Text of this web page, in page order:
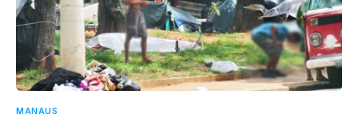
MANAUS